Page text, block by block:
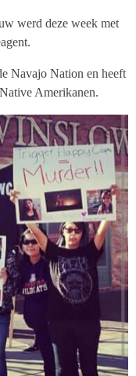
werd deze week met
Navajo Nation en heeft
Amerikanen.